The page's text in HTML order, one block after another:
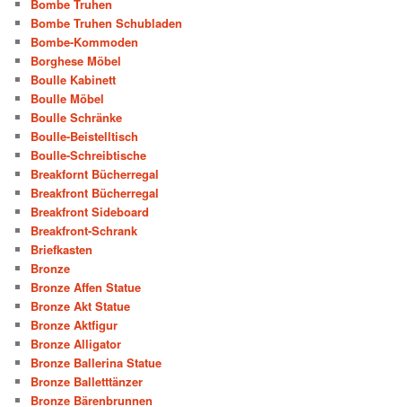
Bombe Truhen
Bombe Truhen Schubladen
Bombe-Kommoden
Borghese Möbel
Boulle Kabinett
Boulle Möbel
Boulle Schränke
Boulle-Beistelltisch
Boulle-Schreibtische
Breakfornt Bücherregal
Breakfront Bücherregal
Breakfront Sideboard
Breakfront-Schrank
Briefkasten
Bronze
Bronze Affen Statue
Bronze Akt Statue
Bronze Aktfigur
Bronze Alligator
Bronze Ballerina Statue
Bronze Balletttänzer
Bronze Bärenbrunnen